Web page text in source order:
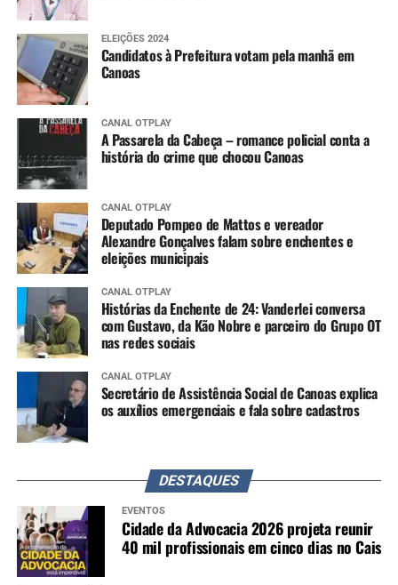
ELEIÇÕES 2024
Candidatos à Prefeitura votam pela manhã em
Canoas
CANAL OTPLAY
A Passarela da Cabeça – romance policial conta a
história do crime que chocou Canoas
CANAL OTPLAY
Deputado Pompeo de Mattos e vereador
Alexandre Gonçalves falam sobre enchentes e
eleições municipais
CANAL OTPLAY
Histórias da Enchente de 24: Vanderlei conversa
com Gustavo, da Kão Nobre e parceiro do Grupo OT
nas redes sociais
CANAL OTPLAY
Secretário de Assistência Social de Canoas explica
os auxílios emergenciais e fala sobre cadastros
DESTAQUES
EVENTOS
Cidade da Advocacia 2026 projeta reunir
40 mil profissionais em cinco dias no Cais